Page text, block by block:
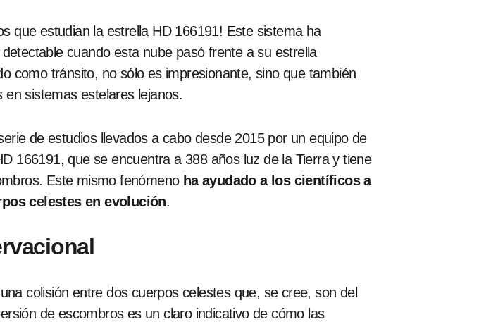
que estudian la estrella HD 166191! Este sistema ha
cuando esta nube pasó frente a su estrella
como tránsito, no sólo es impresionante, sino que también
sistemas estelares lejanos.
de estudios llevados a cabo desde 2015 por un equipo de
166191, que se encuentra a 388 años luz de la Tierra y tiene
Este mismo fenómeno ha ayudado a los científicos a
celestes en evolución.
colisión entre dos cuerpos celestes que, se cree, son del
de escombros es un claro indicativo de cómo las